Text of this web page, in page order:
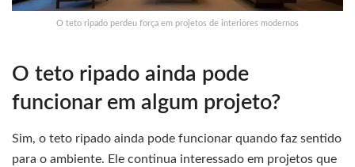
O teto ripado perdeu força em projetos de interiores modernos
O teto ripado ainda pode
funcionar em algum projeto?
Sim, o teto ripado ainda pode funcionar quando faz sentido
para o ambiente. Ele continua interessado em projetos que